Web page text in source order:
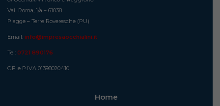
Vai Roma, 1/a – 61038
Piagge – Terre Roveresche (PU)
Email: info@impresaocchialini.it
Tel: 0721 890176
C.F. e P.IVA 01398020410
Home